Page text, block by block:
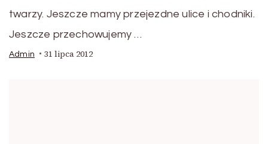
twarzy. Jeszcze mamy przejezdne ulice i chodniki.
Jeszcze przechowujemy …
Admin 31 lipca 2012